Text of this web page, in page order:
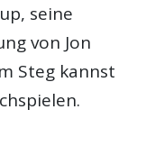
seine
von Jon
Steg kannst